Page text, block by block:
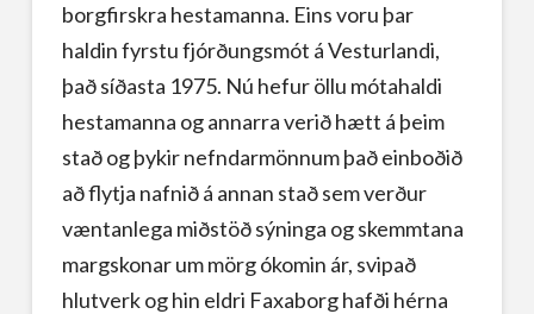
borgfirskra hestamanna. Eins voru þar
haldin fyrstu fjórðungsmót á Vesturlandi,
það síðasta 1975. Nú hefur öllu mótahaldi
hestamanna og annarra verið hætt á þeim
stað og þykir nefndarmönnum það einboðið
að flytja nafnið á annan stað sem verður
væntanlega miðstöð sýninga og skemmtana
margskonar um mörg ókomin ár, svipað
hlutverk og hin eldri Faxaborg hafði hérna